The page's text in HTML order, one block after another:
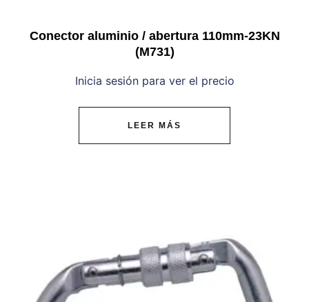
Conector aluminio / abertura 110mm-23KN
(M731)
Inicia sesión para ver el precio
LEER MÁS